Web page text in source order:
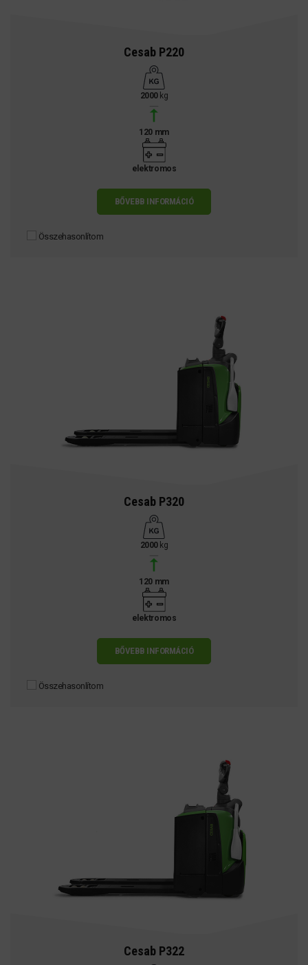
Cesab P220
2000kg
120 mm
elektromos
BŐVEBB INFORMÁCIÓ
Összehasonlítom
Cesab P320
2000kg
120 mm
elektromos
BŐVEBB INFORMÁCIÓ
Összehasonlítom
Cesab P322